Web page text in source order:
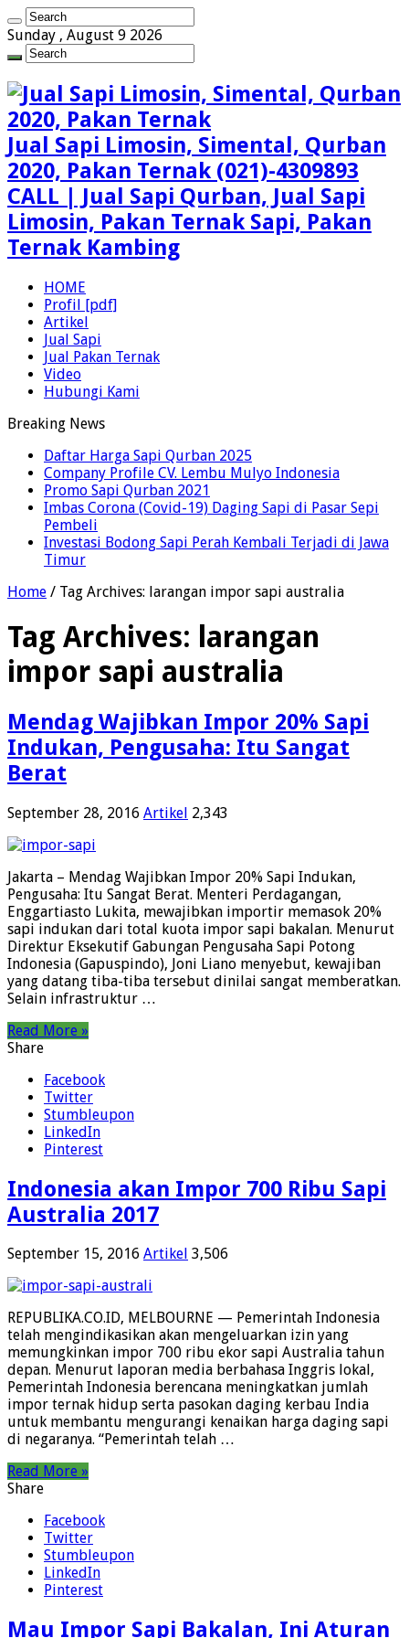
Sunday , August 9 2026
Jual Sapi Limosin, Simental, Qurban
2020, Pakan Ternak (021)-4309893
CALL | Jual Sapi Qurban, Jual Sapi
Limosin, Pakan Ternak Sapi, Pakan
Ternak Kambing
HOME
Profil [pdf]
Artikel
Jual Sapi
Jual Pakan Ternak
Video
Hubungi Kami
Breaking News
Daftar Harga Sapi Qurban 2025
Company Profile CV. Lembu Mulyo Indonesia
Promo Sapi Qurban 2021
Imbas Corona (Covid-19) Daging Sapi di Pasar Sepi
Pembeli
Investasi Bodong Sapi Perah Kembali Terjadi di Jawa
Timur
Home / Tag Archives: larangan impor sapi australia
Tag Archives: larangan
impor sapi australia
Mendag Wajibkan Impor 20% Sapi
Indukan, Pengusaha: Itu Sangat
Berat
September 28, 2016 Artikel 2,343
Jakarta – Mendag Wajibkan Impor 20% Sapi Indukan,
Pengusaha: Itu Sangat Berat. Menteri Perdagangan,
Enggartiasto Lukita, mewajibkan importir memasok 20%
sapi indukan dari total kuota impor sapi bakalan. Menurut
Direktur Eksekutif Gabungan Pengusaha Sapi Potong
Indonesia (Gapuspindo), Joni Liano menyebut, kewajiban
yang datang tiba-tiba tersebut dinilai sangat memberatkan.
Selain infrastruktur …
Read More »
Share
Facebook
Twitter
Stumbleupon
LinkedIn
Pinterest
Indonesia akan Impor 700 Ribu Sapi
Australia 2017
September 15, 2016 Artikel 3,506
REPUBLIKA.CO.ID, MELBOURNE — Pemerintah Indonesia
telah mengindikasikan akan mengeluarkan izin yang
memungkinkan impor 700 ribu ekor sapi Australia tahun
depan. Menurut laporan media berbahasa Inggris lokal,
Pemerintah Indonesia berencana meningkatkan jumlah
impor ternak hidup serta pasokan daging kerbau India
untuk membantu mengurangi kenaikan harga daging sapi
di negaranya. “Pemerintah telah …
Read More »
Share
Facebook
Twitter
Stumbleupon
LinkedIn
Pinterest
Mau Impor Sapi Bakalan, Ini Aturan